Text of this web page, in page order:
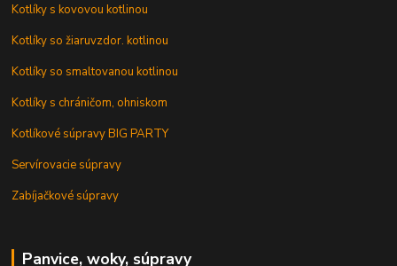
Kotlíky s kovovou kotlinou
Kotlíky so žiaruvzdor. kotlinou
Kotlíky so smaltovanou kotlinou
Kotlíky s chráničom, ohniskom
Kotlíkové súpravy BIG PARTY
Servírovacie súpravy
Zabíjačkové súpravy
Panvice, woky, súpravy